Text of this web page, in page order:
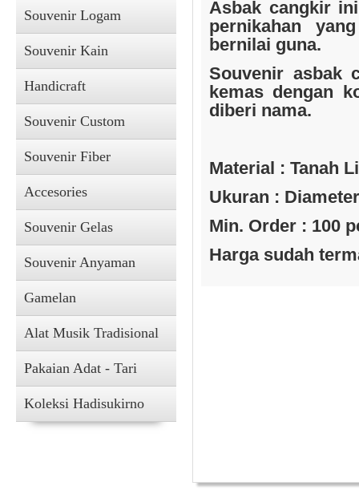
Souvenir Logam
Souvenir Kain
Handicraft
Souvenir Custom
Souvenir Fiber
Accesories
Souvenir Gelas
Souvenir Anyaman
Gamelan
Alat Musik Tradisional
Pakaian Adat - Tari
Koleksi Hadisukirno
Asbak cangkir
pernikahan
bernilai guna.
Souvenir asbak
kemas dengan
diberi nama.
Material : Tanah
Ukuran :
Min. Order : 100
Harga sudah